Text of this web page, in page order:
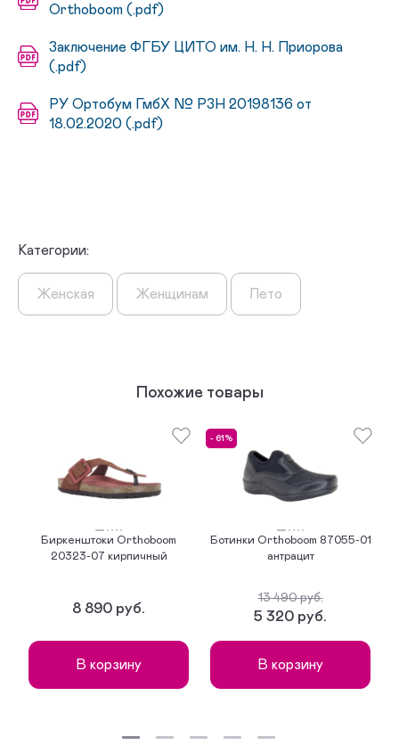
Orthoboom (.pdf)
Заключение ФГБУ ЦИТО им. Н. Н. Приорова
(.pdf)
РУ Ортобум ГмбХ № РЗН 20198136 от
18.02.2020 (.pdf)
Категории:
Женская Женщинам Лето
Похожие товары
Биркенштоки Orthoboom
20323-07 кирпичный
8 890 руб.
В корзину
- 61%
Ботинки Orthoboom 87055-01
антрацит
13 490 руб.
5 320 руб.
В корзину